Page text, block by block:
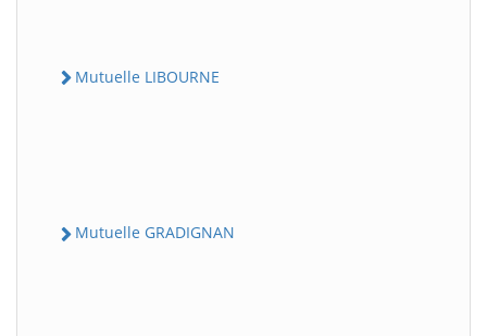
Mutuelle LIBOURNE
Mutuelle GRADIGNAN